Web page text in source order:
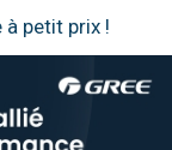
petit prix !